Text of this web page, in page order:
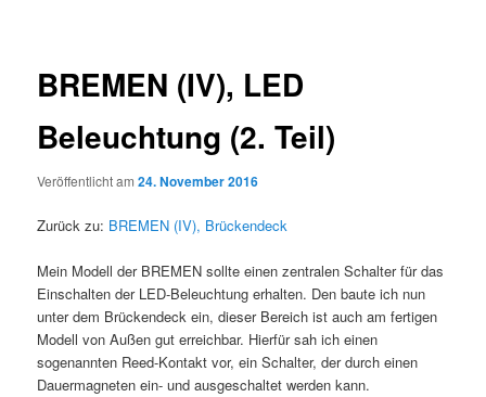
BREMEN (IV), LED
Beleuchtung (2. Teil)
Veröffentlicht am24. November 2016
Zurück zu: BREMEN (IV), Brückendeck
Mein Modell der BREMEN sollte einen zentralen Schalter für das
Einschalten der LED-Beleuchtung erhalten. Den baute ich nun
unter dem Brückendeck ein, dieser Bereich ist auch am fertigen
Modell von Außen gut erreichbar. Hierfür sah ich einen
sogenannten Reed-Kontakt vor, ein Schalter, der durch einen
Dauermagneten ein- und ausgeschaltet werden kann.